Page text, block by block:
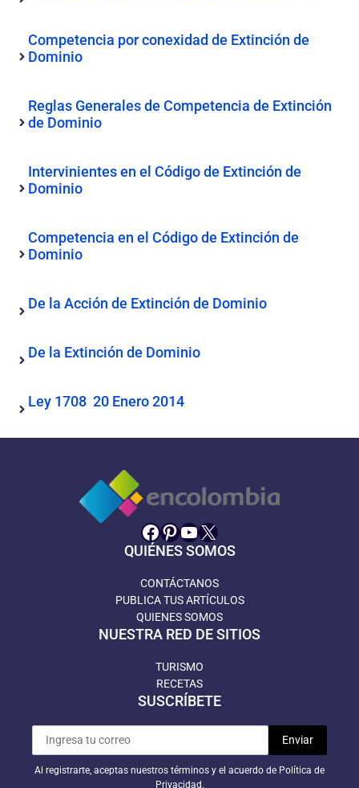
Competencia por conexidad de Extinción de
Dominio
Reglas Generales de Competencia de Extinción
de Dominio
Intervinientes en el Código de Extinción de
Dominio
Competencia en el Código de Extinción de
Dominio
De la Acción de Extinción de Dominio
De la Extinción de Dominio
Ley 1708 20 Enero 2014
Facebook
Pinterest
YouTube
X
QUIÉNES SOMOS
CONTÁCTANOS
PUBLICA TUS ARTÍCULOS
QUIENES SOMOS
NUESTRA RED DE SITIOS
TURISMO
RECETAS
SUSCRÍBETE
Al registrarte, aceptas nuestros términos y el acuerdo de Política de
Privacidad.